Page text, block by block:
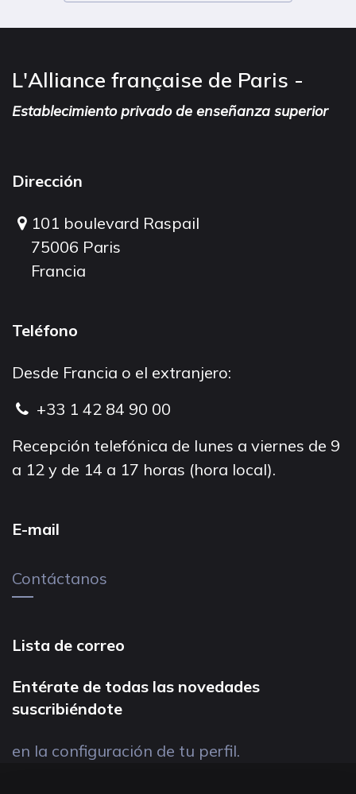
L'Alliance française de Paris -
Establecimiento privado de enseñanza superior
Dirección
101 boulevard Raspail
75006 Paris
Francia
Teléfono
Desde Francia o el extranjero:
+33 1 42 84 90 00
Recepción telefónica de lunes a viernes de 9
a 12 y de 14 a 17 horas (hora local).
E-mail
Contáctanos
Lista de correo
Entérate de todas las novedades
suscribiéndote
en la configuración de tu perfil.